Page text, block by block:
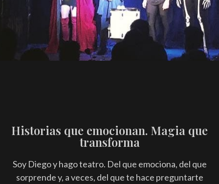
Historias que emocionan. Magia que
transforma
Soy Diego y hago teatro. Del que emociona, del que
sorprende y, a veces, del que te hace preguntarte